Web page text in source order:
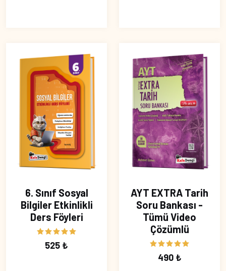
6. Sınıf Sosyal
Bilgiler Etkinlikli
Ders Föyleri
525 ₺
AYT EXTRA Tarih
Soru Bankası -
Tümü Video
Çözümlü
490 ₺